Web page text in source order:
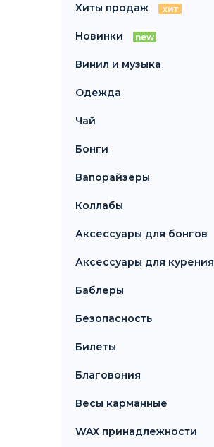
Хиты продаж хит
Новинки new
Винил и музыка
Одежда
Чай
Бонги
Вапорайзеры
Коллабы
Аксессуары для бонгов
Аксессуары для курения
Баблеры
Безопасность
Билеты
Благовония
Весы карманные
WAX принадлежности